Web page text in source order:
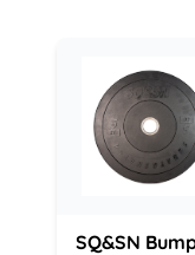
SQ&SN